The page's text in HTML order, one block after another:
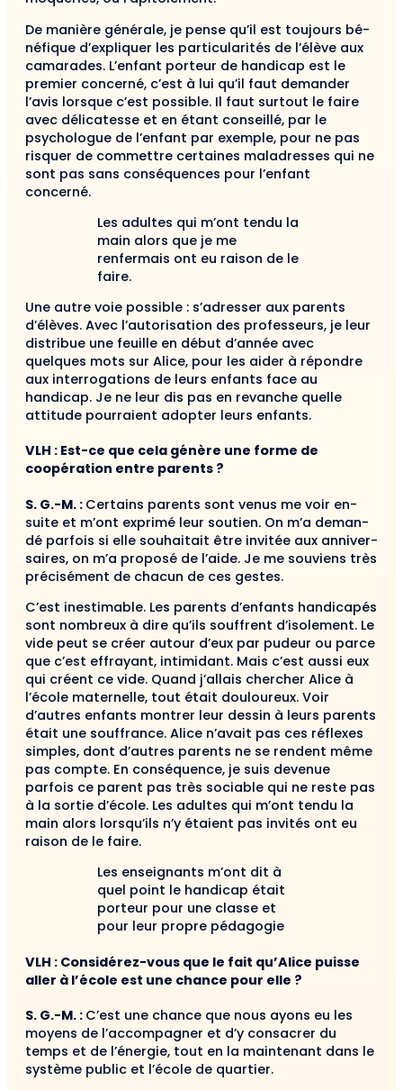
De manière générale, je pense qu’il est toujours bé­
néfique d’expliquer les particularités de l’élève aux
camarades. L’enfant porteur de handicap est le
pre­mier concerné, c’est à lui qu’il faut demander
l’avis lorsque c’est possible. Il faut surtout le faire
avec délicatesse et en étant conseillé, par le
psychologue de l’enfant par exemple, pour ne pas
risquer de com­mettre certaines maladresses qui ne
sont pas sans conséquences pour l’enfant
concerné.
Les adultes qui m’ont tendu la
main alors que je me
renfermais ont eu raison de le
faire.
Une autre voie possible : s’adresser aux parents
d’élèves. Avec l’autorisation des professeurs, je leur
distribue une feuille en début d’année avec
quelques mots sur Alice, pour les aider à répondre
aux inter­rogations de leurs enfants face au
handicap. Je ne leur dis pas en revanche quelle
attitude pourraient adop­ter leurs enfants.
VLH : Est-ce que cela génère une forme de
coopération entre parents ?
S. G.-M. : Certains parents sont venus me voir en­
suite et m’ont exprimé leur soutien. On m’a deman­
dé parfois si elle souhaitait être invitée aux anniver­
saires, on m’a proposé de l’aide. Je me souviens très
précisément de chacun de ces gestes.
C’est inestimable. Les parents d’enfants handi­capés
sont nombreux à dire qu’ils souffrent d’isole­ment. Le
vide peut se créer autour d’eux par pudeur ou parce
que c’est effrayant, intimidant. Mais c’est aussi eux
qui créent ce vide. Quand j’allais chercher Alice à
l’école maternelle, tout était douloureux. Voir
d’autres enfants montrer leur dessin à leurs parents
était une souffrance. Alice n’avait pas ces réflexes
simples, dont d’autres parents ne se rendent même
pas compte. En conséquence, je suis devenue
parfois ce parent pas très sociable qui ne reste pas
à la sor­tie d’école. Les adultes qui m’ont tendu la
main alors lorsqu’ils n’y étaient pas invités ont eu
raison de le faire.
Les enseignants m’ont dit à
quel point le handicap était
porteur pour une classe et
pour leur propre pédagogie
VLH : Considérez-vous que le fait qu’Alice puisse
aller à l’école est une chance pour elle ?
S. G.-M. : C’est une chance que nous ayons eu les
moyens de l’accompagner et d’y consacrer du
temps et de l’énergie, tout en la maintenant dans le
système public et l’école de quartier.